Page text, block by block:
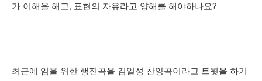
가 이해을 해고, 표현의 자유라고 양해를 해야하나요?
최근에 임을 위한 행진곡을 김일성 찬양곡이라고 트윗을 하기